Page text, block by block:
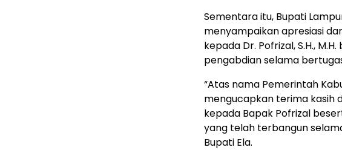
Sementara itu, Bupati
menyampaikan apresiasi
kepada Dr. Pofrizal, S.H.,
pengabdian selama
“Atas nama Pemerintah
mengucapkan terima kasih
kepada Bapak Pofrizal
yang telah terbangun
Bupati Ela.